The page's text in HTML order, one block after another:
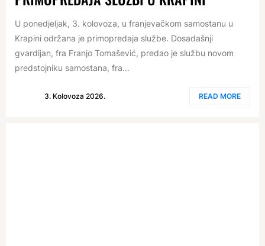
U ponedjeljak, 3. kolovoza, u franjevačkom samostanu u
Krapini održana je primopredaja službe. Dosadašnji
gvardijan, fra Franjo Tomašević, predao je službu novom
predstojniku samostana, fra...
3. Kolovoza 2026. READ MORE